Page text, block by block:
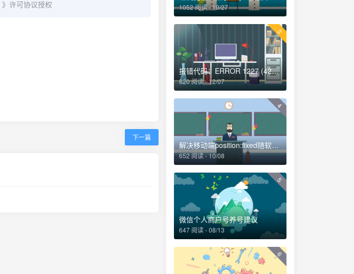
》许可协议授权
下一篇
1052 阅读 - 10/27
3
报错代码：ERROR 1227 (42000)-解决办法
820 阅读 - 12/07
4
解决移动端position:fixed随软键盘移动的问题
652 阅读 - 10/08
5
微信个人商户号养号建议
647 阅读 - 08/13
6